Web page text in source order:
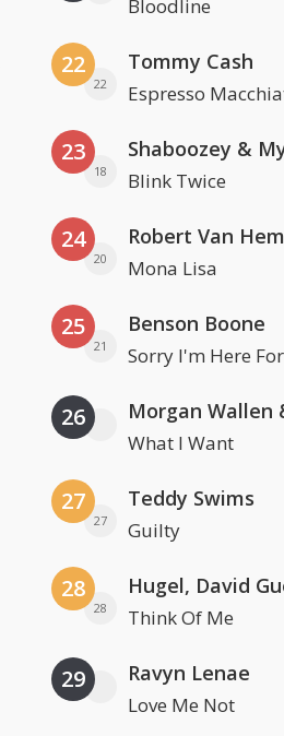
Bloodline
22
22
Tommy Cash
Espresso
23
18
Shaboozey &
Blink Twice
24
20
Robert Van
Mona Lisa
25
21
Benson Boone
Sorry I'm Here
26 Morgan Wallen
What I Want
27
27
Teddy Swims
Guilty
28
28 Think Of Me
29 Ravyn Lenae
Love Me Not